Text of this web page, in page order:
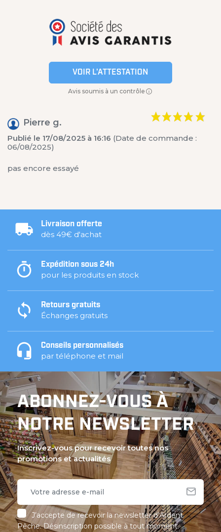
VOIR L'ATTESTATION
Avis soumis à un contrôle
Pierre g.
Publié le 17/08/2025 à 16:16 (Date de commande :
06/08/2025)
pas encore essayé
Livraison offerte
dès 49€ d'achat
Expédition sous 24h
pour les produits en stock
Retours gratuits
Échanges gratuits
Conseils personnalisés
par téléphone et mail
ABONNEZ-VOUS À
NOTRE NEWSLETTER
Inscrivez-vous pour recevoir toutes nos
promotions et actualités
J’accepte de recevoir la newsletter d’Ardent
Pêche. Désinscription possible à tout moment.